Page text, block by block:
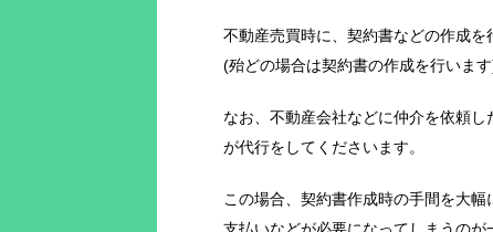
不動産売買時に、契約書などの作成を
(殆どの場合は契約書の作成を行いま
なお、不動産会社などに仲介を依頼
が代行をしてくださいます。
この場合、契約書作成時の手間を大